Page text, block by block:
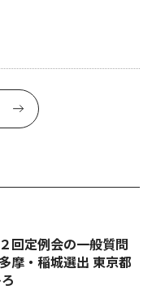
回定例会の一般質問
摩・稲城選出 東京都